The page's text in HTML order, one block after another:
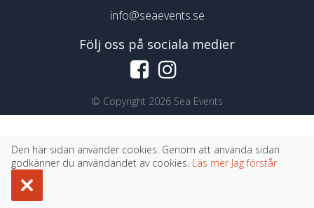
info@seaevents.se
Följ oss på sociala medier
© Copyright 2026 Sea Events
Den här sidan använder cookies. Genom att använda sidan
godkänner du användandet av cookies. Läs mer Jag förstår